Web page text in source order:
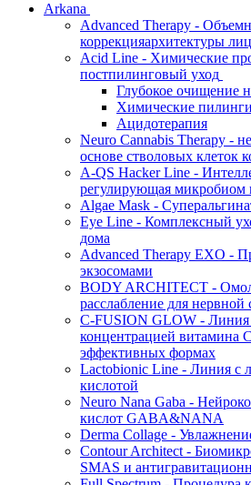
Arkana
Advanced Therapy -
коррекцияархитектуры
Acid Line - Химические
постпилинговый уход
Глубокое очищение
Химические пилинги
Ацидотерапия
Neuro Cannabis Therapy -
основе стволовых клеток
A-QS Hacker Line -
регулирующая микробиом
Algae Mask -
Eye Line - Комплексный
дома
Advanced Therapy EXO -
экзосомами
BODY ARCHITECT -
расслабление для нервной
C-FUSION GLOW - Линия
концентрацией витамина
эффективных формах
Lactobionic Line - Линия с
кислотой
Neuro Nana Gaba -
кислот GABA&NANA
Derma Collage -
Contour Architect -
SMAS и